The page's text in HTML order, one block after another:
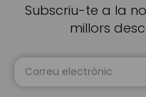
Subscriu-te a la
millors